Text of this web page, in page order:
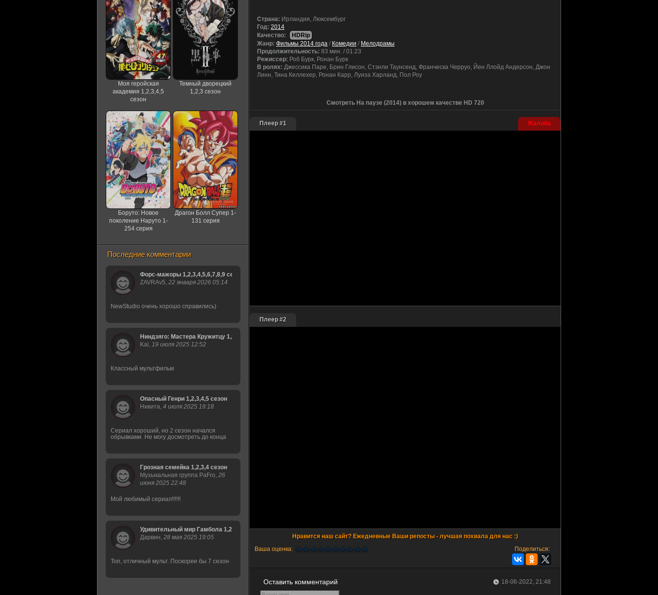
Cтрана: Ирландия, Люксембург
Год: 2014
Качество:
HDRip
Жанр: Фильмы 2014 года / Комедии / Мелодрамы
Продолжительность: 83 мин. / 01:23
Режиссер: Роб Бурк, Ронан Бурк
В ролях: Джессика Паре, Брин Глисон, Стэнли Таунсенд, Франческа Черруо, Йен Ллойд Андерсон, Джон
Линн, Тина Келлехер, Ронан Карр, Луиза Харланд, Пол Роу
Смотреть На паузе (2014) в хорошем качестве HD 720
Плеер #1 Жалоба
Плеер #2
Ваша оценка: Поделиться:
Оставить комментарий 18-06-2022, 21:48
Моя геройская
академия 1,2,3,4,5
сезон
Темный дворецкий
1,2,3 сезон
Боруто: Новое
поколение Наруто 1-
254 серия
Драгон Болл Супер 1-
131 серия
Последние комментарии
Форс-мажоры 1,2,3,4,5,6,7,8,9 сезон
ZAVRAv5, 22 января 2026 05:14
NewStudio очень хорошо справились)
Ниндзяго: Мастера Кружитцу 1,2,3,4,5,6,7,8,9,10,11,12,13,14,15 сезон
Kai, 19 июля 2025 12:52
Классный мультфильм
Опасный Генри 1,2,3,4,5 сезон
Никита, 4 июля 2025 19:18
Сериал хороший, но 2 сезон начался
обрывками. Не могу досмотреть до конца
Грозная семейка 1,2,3,4 сезон
Музыкальная группа PaFro, 26
июня 2025 22:48
Мой любимый сериал!!!!!!
Удивительный мир Гамбола 1,2,3,4,5,6 сезон
Дарвин, 28 мая 2025 19:05
Топ, отличный мульт. Поскорее бы 7 сезон